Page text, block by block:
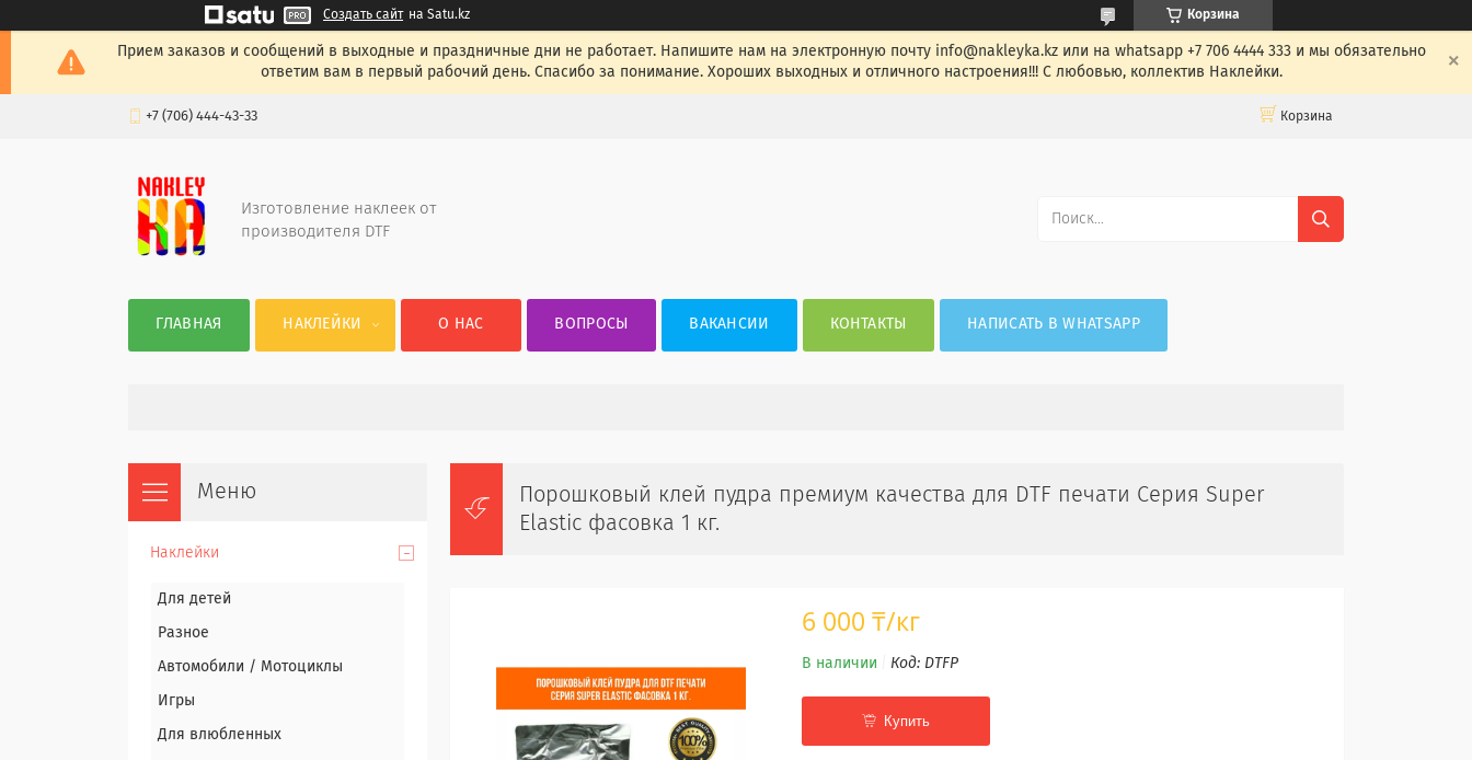
Создать сайт на Satu.kz Корзина
Прием заказов и сообщений в выходные и праздничные дни не работает. Напишите нам на электронную почту info@nakleyka.kz или на whatsapp +7 706 4444 333 и мы обязательно
ответим вам в первый рабочий день. Спасибо за понимание. Хороших выходных и отличного настроения!!! С любовью, коллектив Наклейки.
+7 (706) 444-43-33 Корзина
Изготовление наклеек от
производителя DTF
ГЛАВНАЯ НАКЛЕЙКИ О НАС ВОПРОСЫ ВАКАНСИИ КОНТАКТЫ НАПИСАТЬ В WHATSAPP
Порошковый клей пудра премиум качества для DTF печати Серия Super
Elastic фасовка 1 кг.
6 000 ₸/кг
В наличии Код: DTFP
Купить
Наклейки
Для детей
Разное
Автомобили / Мотоциклы
Игры
Для влюбленных